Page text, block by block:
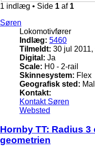
1 indlæg • Side 1 af 1
Søren
Lokomotivfører
Indlæg: 5460
Tilmeldt: 30 jul 2011,
Digital: Ja
Scale: H0 - 2-rail
Skinnesystem: Flex
Geografisk sted:
Kontakt:
Kontakt Søren
Websted
Hornby TT: Radius
geometrien